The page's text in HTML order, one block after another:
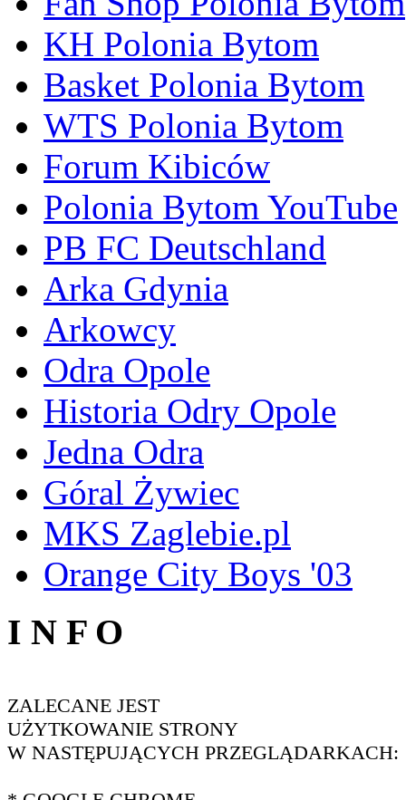
KH Polonia Bytom
Basket Polonia Bytom
WTS Polonia Bytom
Forum Kibiców
Polonia Bytom YouTube
PB FC Deutschland
Arka Gdynia
Arkowcy
Odra Opole
Historia Odry Opole
Jedna Odra
Góral Żywiec
MKS Zaglebie.pl
Orange City Boys '03
I N F O
ZALECANE JEST
UŻYTKOWANIE STRONY
W NASTĘPUJĄCYCH PRZEGLĄDARKACH: